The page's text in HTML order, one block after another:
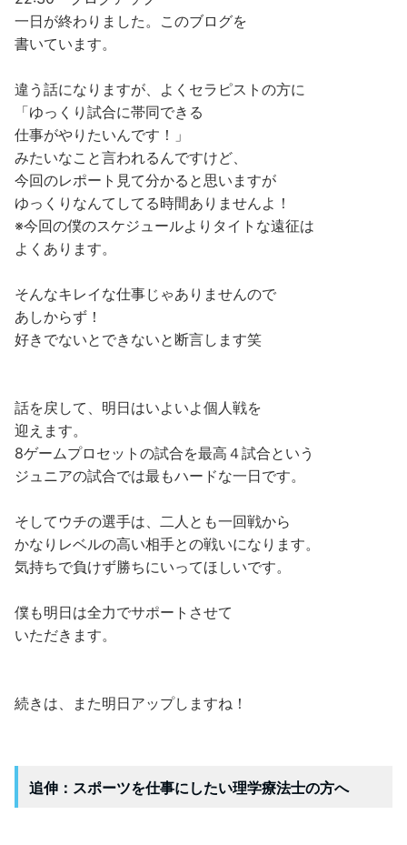
一日が終わりました。このブログを
書いています。
違う話になりますが、よくセラピストの方に
「ゆっくり試合に帯同できる
仕事がやりたいんです！」
みたいなこと言われるんですけど、
今回のレポート見て分かると思いますが
ゆっくりなんてしてる時間ありませんよ！
※今回の僕のスケジュールよりタイトな遠征は
よくあります。
そんなキレイな仕事じゃありませんので
あしからず！
好きでないとできないと断言します笑
話を戻して、明日はいよいよ個人戦を
迎えます。
8ゲームプロセットの試合を最高４試合という
ジュニアの試合では最もハードな一日です。
そしてウチの選手は、二人とも一回戦から
かなりレベルの高い相手との戦いになります。
気持ちで負けず勝ちにいってほしいです。
僕も明日は全力でサポートさせて
いただきます。
続きは、また明日アップしますね！
追伸：スポーツを仕事にしたい理学療法士の方へ